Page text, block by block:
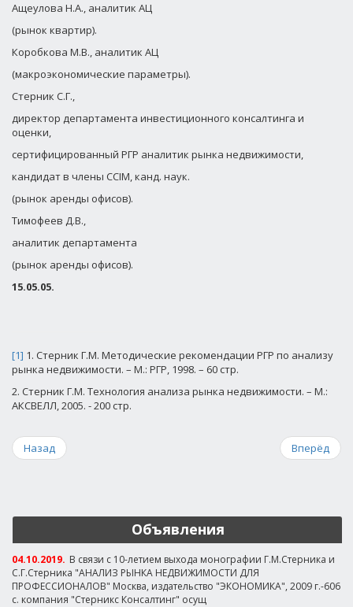
Ащеулова Н.А., аналитик АЦ
(рынок квартир).
Коробкова М.В., аналитик АЦ
(макроэкономические параметры).
Стерник С.Г.,
директор департамента инвестиционного консалтинга и
оценки,
сертифицированный РГР аналитик рынка недвижимости,
кандидат в члены CCIM, канд. наук.
(рынок аренды офисов).
Тимофеев Д.В.,
аналитик департамента
(рынок аренды офисов).
15.05.05.
[1] 1. Стерник Г.М. Методические рекомендации РГР по анализу
рынка недвижимости. – М.: РГР, 1998. – 60 стр.
2. Стерник Г.М. Технология анализа рынка недвижимости. – М.:
АКСВЕЛЛ, 2005. - 200 стр.
Назад Вперёд
Объявления
04.10.2019. В связи с 10-летием выхода монографии Г.М.Стерника и
С.Г.Стерника "АНАЛИЗ РЫНКА НЕДВИЖИМОСТИ ДЛЯ
ПРОФЕССИОНАЛОВ" Москва, издательство "ЭКОНОМИКА", 2009 г.-606
с. компания "Стерникс Консалтинг" осущ